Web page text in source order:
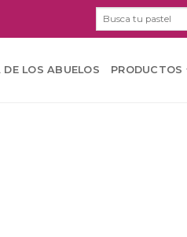
DE LOS ABUELOS PRODUCTOS